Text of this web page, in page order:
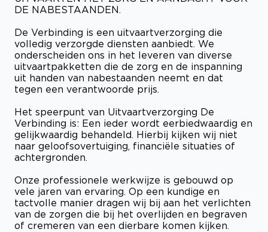
DE NABESTAANDEN.
De Verbinding is een uitvaartverzorging die
volledig verzorgde diensten aanbiedt. We
onderscheiden ons in het leveren van diverse
uitvaartpakketten die de zorg en de inspanning
uit handen van nabestaanden neemt en dat
tegen een verantwoorde prijs.
Het speerpunt van Uitvaartverzorging De
Verbinding is: Een ieder wordt eerbiedwaardig en
gelijkwaardig behandeld. Hierbij kijken wij niet
naar geloofsovertuiging, financiële situaties of
achtergronden.
Onze professionele werkwijze is gebouwd op
vele jaren van ervaring. Op een kundige en
tactvolle manier dragen wij bij aan het verlichten
van de zorgen die bij het overlijden en begraven
of cremeren van een dierbare komen kijken.